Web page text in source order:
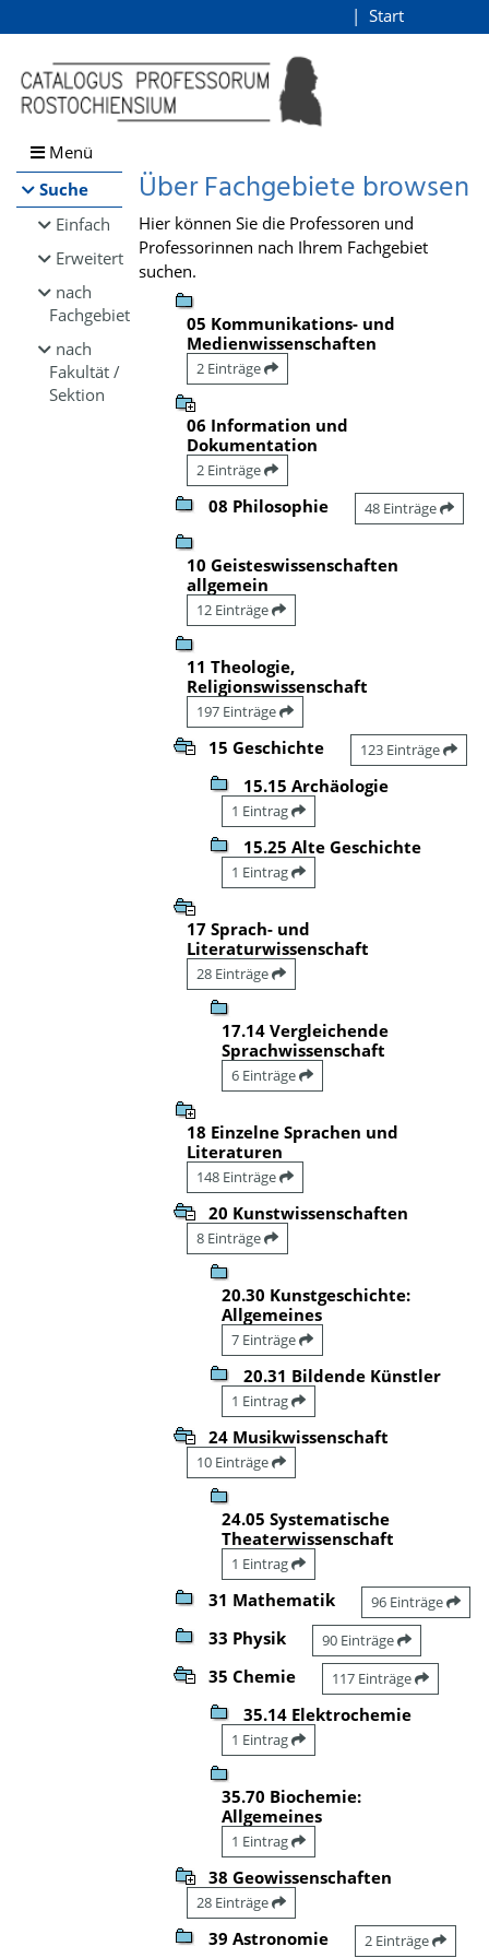
Browsen
direkt zum Inhalt
Start
Menü
Suche
Einfach
Erweitert
nach
Fachgebiet
nach
Fakultät /
Sektion
Über Fachgebiete browsen
Hier können Sie die Professoren und
Professorinnen nach Ihrem Fachgebiet
suchen.
05 Kommunikations- und
Medienwissenschaften
2 Einträge
06 Information und
Dokumentation
2 Einträge
08 Philosophie 48 Einträge
10 Geisteswissenschaften
allgemein
12 Einträge
11 Theologie,
Religionswissenschaft
197 Einträge
15 Geschichte 123 Einträge
15.15 Archäologie
1 Eintrag
15.25 Alte Geschichte
1 Eintrag
17 Sprach- und
Literaturwissenschaft
28 Einträge
17.14 Vergleichende
Sprachwissenschaft
6 Einträge
18 Einzelne Sprachen und
Literaturen
148 Einträge
20 Kunstwissenschaften
8 Einträge
20.30 Kunstgeschichte:
Allgemeines
7 Einträge
20.31 Bildende Künstler
1 Eintrag
24 Musikwissenschaft
10 Einträge
24.05 Systematische
Theaterwissenschaft
1 Eintrag
31 Mathematik 96 Einträge
33 Physik 90 Einträge
35 Chemie 117 Einträge
35.14 Elektrochemie
1 Eintrag
35.70 Biochemie:
Allgemeines
1 Eintrag
38 Geowissenschaften
28 Einträge
39 Astronomie 2 Einträge